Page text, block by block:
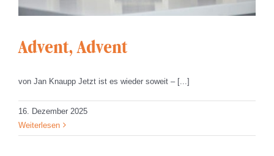
Advent, Advent
von Jan Knaupp Jetzt ist es wieder soweit – [...]
16. Dezember 2025
Weiterlesen